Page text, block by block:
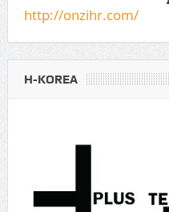
http://onzihr.com/
H-KOREA